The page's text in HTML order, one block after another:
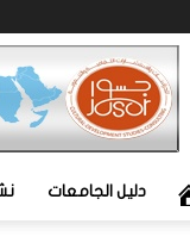
دليل الجامعات